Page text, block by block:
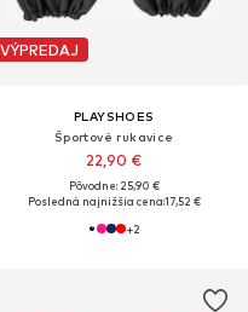
VÝPREDAJ
PLAYSHOES
Športové rukavice
22,90 €
Pôvodne: 25,90 €
Posledná najnižšia cena:17,52 €
+2